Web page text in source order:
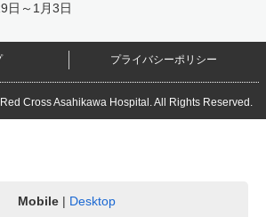
日～1月3日
プライバシーポリシー
Cross Asahikawa Hospital. All Rights Reserved.
Mobile | Desktop